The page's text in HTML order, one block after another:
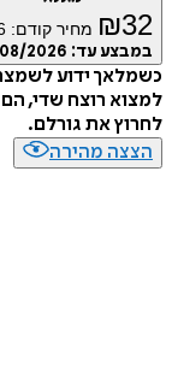
₪32 מחיר קודם:
במבצע עד: 2026
כשמלאך ידוע
למצוא רוצח שדי,
לחרוץ את גורלם.
הצצה מהירה